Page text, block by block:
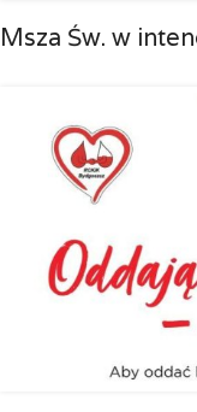
Msza Św. w